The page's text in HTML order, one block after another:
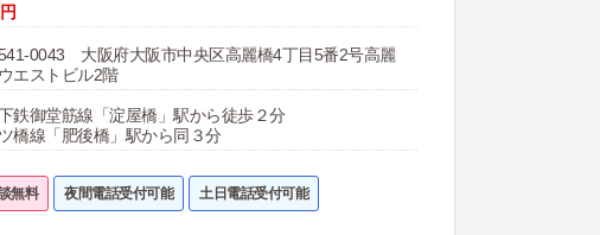
円
0043 大阪府大阪市中央区高麗橋4丁目5番2号高麗
エストビル2階
鉄御堂筋線「淀屋橋」駅から徒歩２分
橋線「肥後橋」駅から同３分
無料 夜間電話受付可能 土日電話受付可能